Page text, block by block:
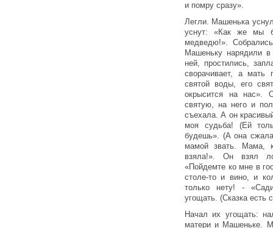
и помру сразу».
Легли. Машенька
уснут: «Как же мы
медведю!».
Машеньку нарядили
ней, простились,
сворачивает, а мать
святой воды, его
окрысится на нас».
святую, на него и
съехала. А он
моя судьба! (Ей
будешь». (А она
мамой звать. Мама,
взяла!». Он взял
«Пойдемте ко мне в
столе-то и вино, и
только нету! -
угощать. (Сказка есть
Начал их угощать:
матери и Машеньке.